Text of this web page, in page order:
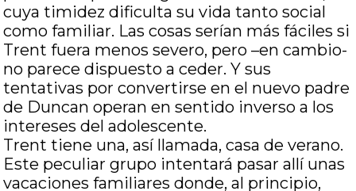
cuya timidez dificulta su vida tanto social
como familiar. Las cosas serían más fáciles si
Trent fuera menos severo, pero –en cambio-
no parece dispuesto a ceder. Y sus
tentativas por convertirse en el nuevo padre
de Duncan operan en sentido inverso a los
intereses del adolescente.
Trent tiene una, así llamada, casa de verano.
Este peculiar grupo intentará pasar allí unas
vacaciones familiares donde, al principio,